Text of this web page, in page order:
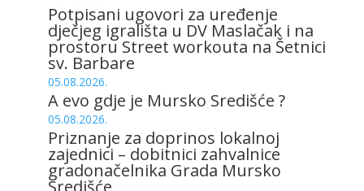
Potpisani ugovori za uređenje
dječjeg igrališta u DV Maslačak i na
prostoru Street workouta na Šetnici
sv. Barbare
05.08.2026.
A evo gdje je Mursko Središće ?
05.08.2026.
Priznanje za doprinos lokalnoj
zajednici – dobitnici zahvalnice
gradonačelnika Grada Mursko
Središće